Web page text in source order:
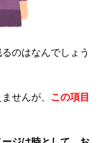
のはなんでしょう
せんが、 この項目